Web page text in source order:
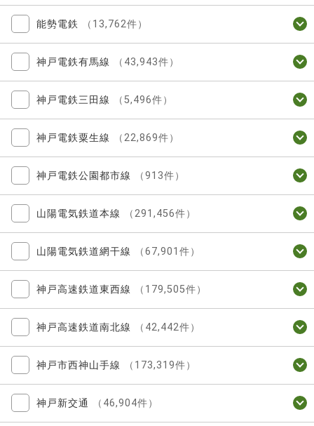
能勢電鉄 （13,762件）
神戸電鉄有馬線 （43,943件）
神戸電鉄三田線 （5,496件）
神戸電鉄粟生線 （22,869件）
神戸電鉄公園都市線 （913件）
山陽電気鉄道本線 （291,456件）
山陽電気鉄道網干線 （67,901件）
神戸高速鉄道東西線 （179,505件）
神戸高速鉄道南北線 （42,442件）
神戸市西神山手線 （173,319件）
神戸新交通 （46,904件）